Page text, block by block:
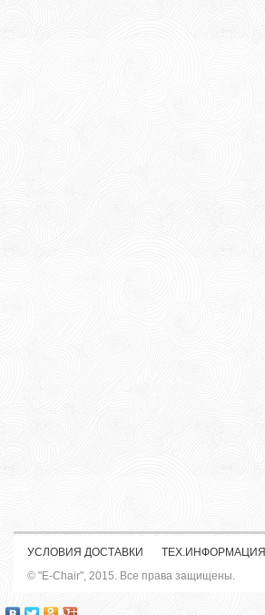
УСЛОВИЯ ДОСТАВКИ ТЕХ.ИНФОРМАЦИЯ
© "E-Chair", 2015. Все права защищены.